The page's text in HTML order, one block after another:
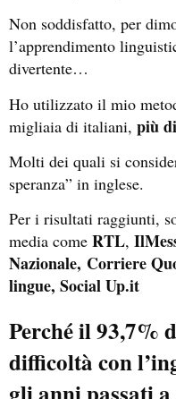
Non soddisfatto, per
l’apprendimento
divertente…
Ho utilizzato il mio
migliaia di italiani, più
Molti dei quali si
speranza” in inglese.
Per i risultati raggiunti,
media come RTL,
Nazionale, Corriere
lingue, Social Up.it
Perché il 93,7%
difficoltà con